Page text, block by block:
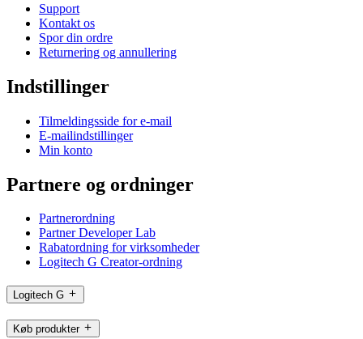
Support
Kontakt os
Spor din ordre
Returnering og annullering
Indstillinger
Tilmeldingsside for e-mail
E-mailindstillinger
Min konto
Partnere og ordninger
Partnerordning
Partner Developer Lab
Rabatordning for virksomheder
Logitech G Creator-ordning
Logitech G
Køb produkter